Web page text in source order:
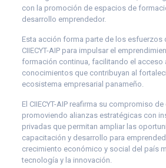
con la promoción de espacios de
desarrollo emprendedor.
Esta acción forma parte de los esfuerzos
CIIECYT-AIP para impulsar el
formación continua, facilitando el acceso
conocimientos que contribuyan al
ecosistema empresarial panameño.
El CIIECYT-AIP reafirma su compromiso
promoviendo alianzas estratégicas con
privadas que permitan ampliar las
capacitación y desarrollo para
crecimiento económico y social del país
tecnología y la innovación.